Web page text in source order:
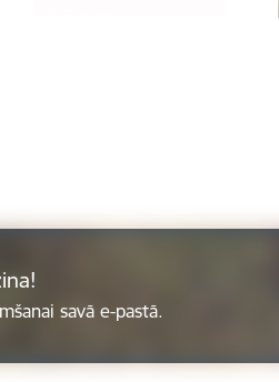
savā e-pastā.